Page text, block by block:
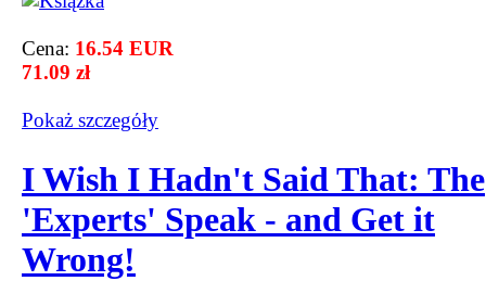
Cena: 16.54 EUR
71.09 zł
Pokaż szczegόły
I Wish I Hadn't Said That: The
'Experts' Speak - and Get it
Wrong!